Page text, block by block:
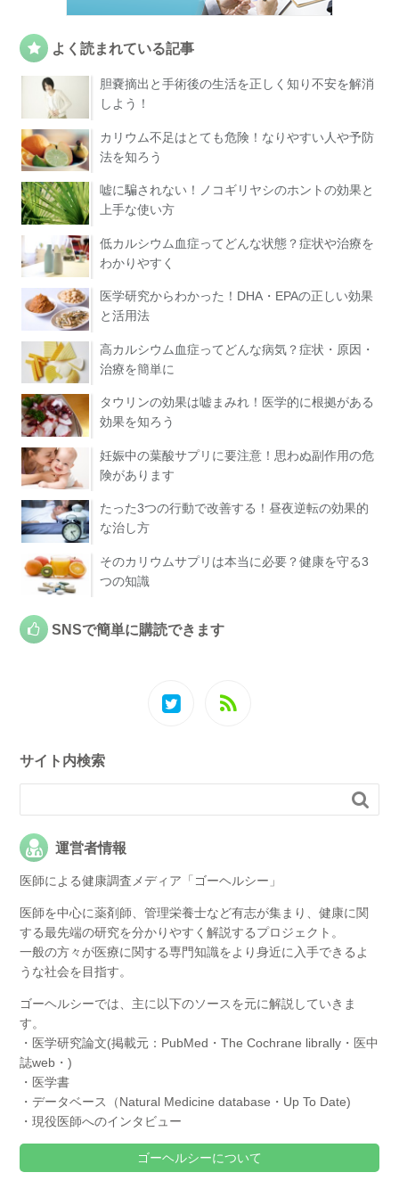
よく読まれている記事
胆嚢摘出と手術後の生活を正しく知り不安を解消
しよう！
カリウム不足はとても危険！なりやすい人や予防
法を知ろう
嘘に騙されない！ノコギリヤシのホントの効果と
上手な使い方
低カルシウム血症ってどんな状態？症状や治療を
わかりやすく
医学研究からわかった！DHA・EPAの正しい効果
と活用法
高カルシウム血症ってどんな病気？症状・原因・
治療を簡単に
タウリンの効果は嘘まみれ！医学的に根拠がある
効果を知ろう
妊娠中の葉酸サプリに要注意！思わぬ副作用の危
険があります
たった3つの行動で改善する！昼夜逆転の効果的
な治し方
そのカリウムサプリは本当に必要？健康を守る3
つの知識
SNSで簡単に購読できます
サイト内検索

運営者情報
医師による健康調査メディア「ゴーヘルシー」
医師を中心に薬剤師、管理栄養士など有志が集まり、健康に関
する最先端の研究を分かりやすく解説するプロジェクト。
一般の方々が医療に関する専門知識をより身近に入手できるよ
うな社会を目指す。
ゴーヘルシーでは、主に以下のソースを元に解説していきま
す。
・医学研究論文(掲載元：PubMed・The Cochrane librally・医中
誌web・)
・医学書
・データベース（Natural Medicine database・Up To Date)
・現役医師へのインタビュー
ゴーヘルシーについて